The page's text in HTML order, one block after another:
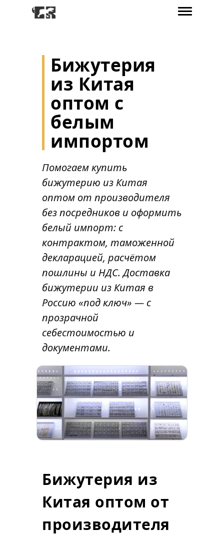
Бижутерия
из Китая
оптом с
белым
импортом
Помогаем купить
бижутерию из Китая
оптом от производителя
без посредников и оформить
белый импорт: с
контрактом, таможенной
декларацией, расчётом
пошлины и НДС. Доставка
бижутерии из Китая в
Россию «под ключ» — с
прозрачной
себестоимостью и
документами.
Бижутерия из
Китая оптом от
производителя